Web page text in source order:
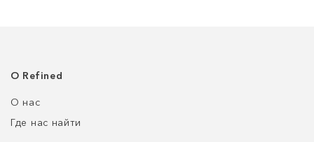
О Refined
О нас
Где нас найти